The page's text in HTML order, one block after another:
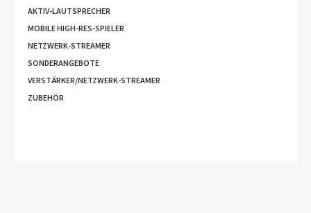
AKTIV-LAUTSPRECHER
MOBILE HIGH-RES-SPIELER
NETZWERK-STREAMER
SONDERANGEBOTE
VERSTÄRKER/NETZWERK-STREAMER
ZUBEHÖR